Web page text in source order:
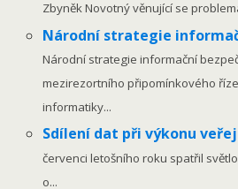
Zbyněk Novotný věnující se
Národní strategie
Národní strategie informační
mezirezortního připomínkového
informatiky...
Sdílení dat při výkonu
červenci letošního roku spatřil
o...